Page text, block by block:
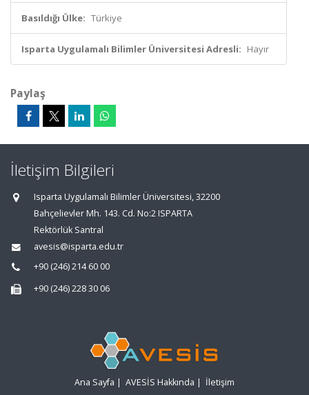
Basıldığı Ülke: Türkiye
Isparta Uygulamalı Bilimler Üniversitesi Adresli: Hayır
Paylaş
İletişim Bilgileri
Isparta Uygulamalı Bilimler Üniversitesi, 32200
Bahçelievler Mh. 143. Cd. No:2 ISPARTA
Rektörlük Santral
avesis@isparta.edu.tr
+90 (246) 214 60 00
+90 (246) 228 30 06
Ana Sayfa | AVESİS Hakkında | İletişim